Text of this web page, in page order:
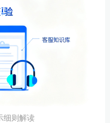
细则解读